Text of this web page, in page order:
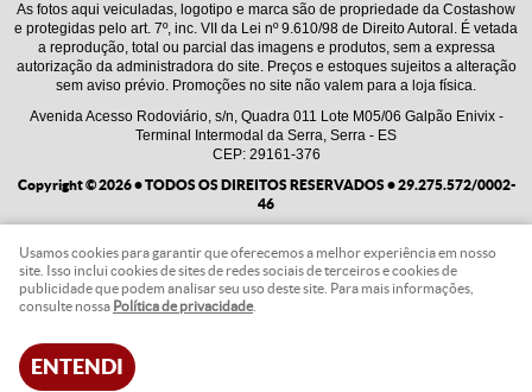
As fotos aqui veiculadas, logotipo e marca são de propriedade da Costashow
e protegidas pelo art. 7º, inc. VII da Lei nº 9.610/98 de Direito Autoral. É vetada
a reprodução, total ou parcial das imagens e produtos, sem a expressa
autorização da administradora do site. Preços e estoques sujeitos a alteração
sem aviso prévio. Promoções no site não valem para a loja física.
Avenida Acesso Rodoviário, s/n, Quadra 011 Lote M05/06 Galpão Enivix-
Terminal Intermodal da Serra, Serra - ES
CEP: 29161-376
Copyright © 2026 • TODOS OS DIREITOS RESERVADOS • 29.275.572/0002-
46
LOJA VIRTUAL CRIADA POR
Usamos cookies para garantir que oferecemos a melhor experiência em nosso
site. Isso inclui cookies de sites de redes sociais de terceiros e cookies de
publicidade que podem analisar seu uso deste site. Para mais informações,
consulte nossa Política de privacidade.
ENTENDI